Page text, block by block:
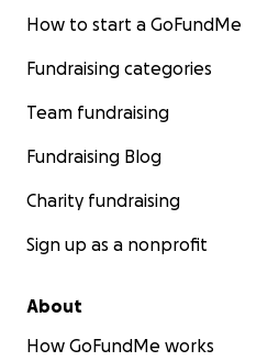
How to start a GoFundMe
Fundraising categories
Team fundraising
Fundraising Blog
Charity fundraising
Sign up as a nonprofit
About
How GoFundMe works